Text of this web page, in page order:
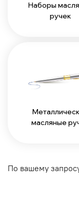
Наборы
ручек
масляные
По вашему